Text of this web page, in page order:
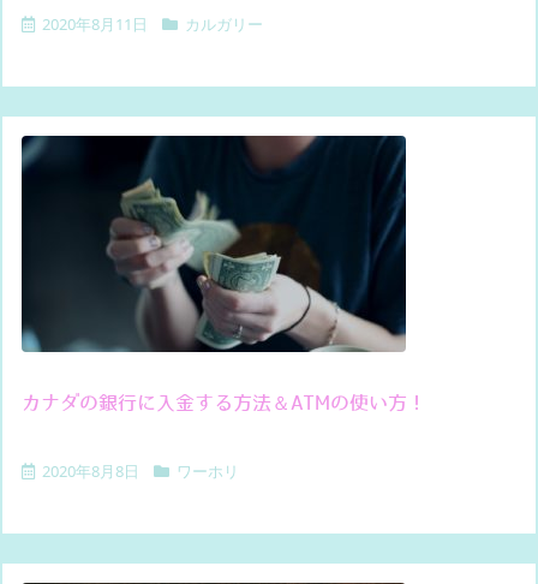
2020年8月11日 カルガリー
カナダの銀行に入金する方法＆ATMの使い方！
2020年8月8日 ワーホリ